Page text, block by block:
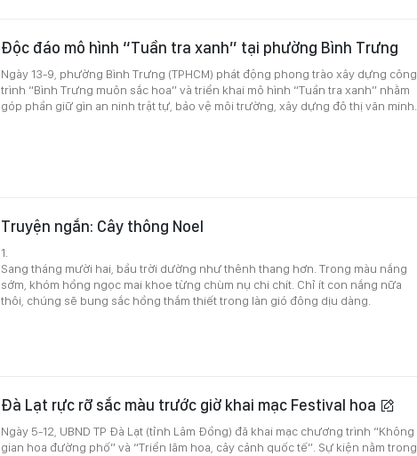
Độc đáo mô hình “Tuần tra xanh” tại phường Bình Trưng
Ngày 13-9, phường Bình Trưng (TPHCM) phát động phong trào xây dựng công
trình “Bình Trưng muôn sắc hoa” và triển khai mô hình “Tuần tra xanh” nhằm
góp phần giữ gìn an ninh trật tự, bảo vệ môi trường, xây dựng đô thị văn minh.
Truyện ngắn: Cây thông Noel
1.
Sang tháng mười hai, bầu trời dường như thênh thang hơn. Trong màu nắng
sớm, khóm hồng ngọc mai khoe từng chùm nụ chi chít. Chỉ ít con nắng nữa
thôi, chúng sẽ bung sắc hồng thắm thiết trong làn gió đông dịu dàng.
Đà Lạt rực rỡ sắc màu trước giờ khai mạc Festival hoa
Ngày 5-12, UBND TP Đà Lạt (tỉnh Lâm Đồng) đã khai mạc chương trình “Không
gian hoa đường phố” và “Triển lãm hoa, cây cảnh quốc tế”. Sự kiện nằm trong